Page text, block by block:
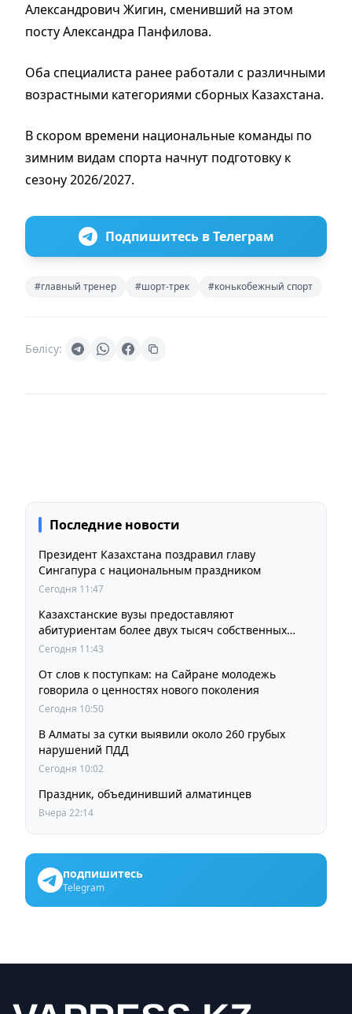
Александрович Жигин, сменивший на этом
посту Александра Панфилова.
Оба специалиста ранее работали с различными
возрастными категориями сборных Казахстана.
В скором времени национальные команды по
зимним видам спорта начнут подготовку к
сезону 2026/2027.
Подпишитесь в Телеграм
#главный тренер #шорт-трек #конькобежный спорт
Бөлісу:
Последние новости
Президент Казахстана поздравил главу
Сингапура с национальным праздником
Сегодня 11:47
Казахстанские вузы предоставляют
абитуриентам более двух тысяч собственных
образовательных грантов
Сегодня 11:43
От слов к поступкам: на Сайране молодежь
говорила о ценностях нового поколения
Сегодня 10:50
В Алматы за сутки выявили около 260 грубых
нарушений ПДД
Сегодня 10:02
Праздник, объединивший алматинцев
Вчера 22:14
подпишитесь
Telegram